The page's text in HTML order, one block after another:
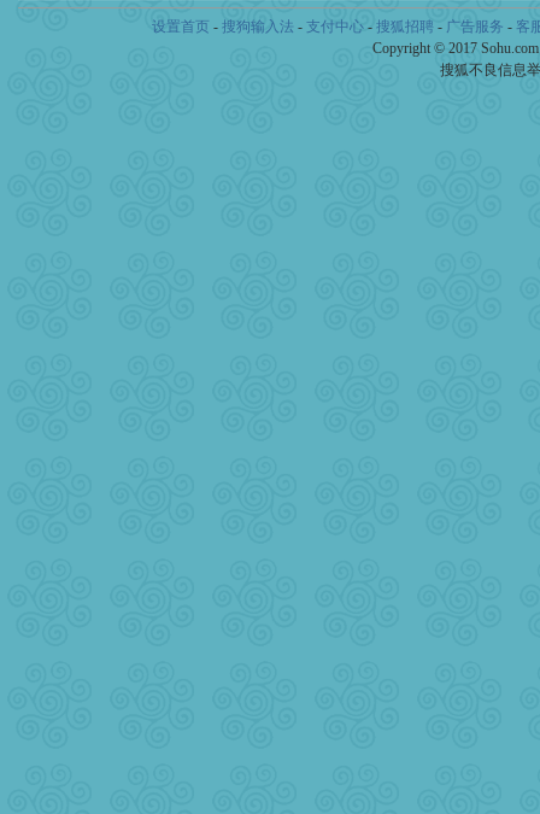
颜！冬去春来似水如烟，
道一声平安！新年吉祥万事
[春节]传说薰衣草有四片叶
片叶子是希望，第三片叶
设置首页 - 搜狗输入法 - 支付中心- 搜狐招聘- 广告服务 - 客
Copyright © 2017
搜狐不良信息